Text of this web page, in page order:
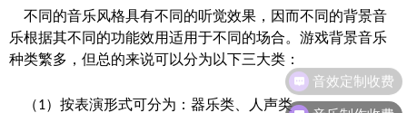
不同的音乐风格具有不同的听觉效果，因而不同的背景音
乐根据其不同的功能效用适用于不同的场合。 游戏背景音乐
种类繁多，但总的来说可以分为以下三大类：
（1）按表演形式可分为：器乐类、人声类
音效定制收费